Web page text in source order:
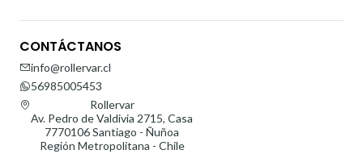
CONTÁCTANOS
info@rollervar.cl
56985005453
Rollervar
Av. Pedro de Valdivia 2715, Casa
7770106 Santiago - Ñuñoa
Región Metropolitana - Chile